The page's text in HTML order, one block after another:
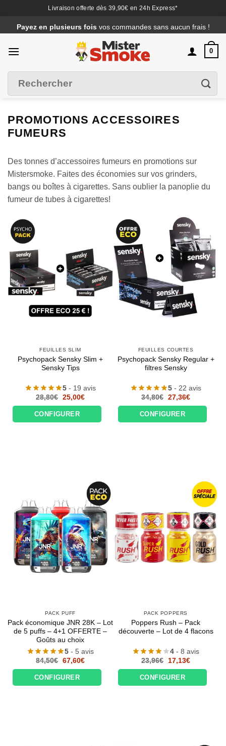
Livraison offerte dès 39,90€ en 24h Express*
au
contenu
Payez en plusieurs fois vos commandes sans aucun frais !
0
pour :
PROMOTIONS ACCESSOIRES
FUMEURS
Des tonnes d’accessoires fumeurs en promotions sur
Mistersmoke. Faites des économies sur vos grinders,
bangs ou boîtes à cigarettes. Sans oublier la panoplie du
fumeur de tubes à cigarettes!
FEUILLES SLIM
Psychopack Sensky Slim +
Sensky Tips
5 - 19 avis
28,80€ Le
initial
était :
28,80€.
25,00€Le
actuel
25,00€.
CONFIGURER
FEUILLES COURTES
Psychopack Sensky Regular +
filtres Sensky
5 - 22 avis
34,80€ Le
initial
était :
34,80€.
27,36€Le
actuel
27,36€.
CONFIGURER
PACK PUFF
Pack économique JNR 28K – Lot
de 5 puffs – 4+1 OFFERTE –
Goûts au choix
5 - 5 avis
84,50€ Le
initial
était :
84,50€.
67,60€Le
actuel
67,60€.
CONFIGURER
PACK POPPERS
Poppers Rush – Pack
découverte – Lot de 4 flacons
4 - 8 avis
23,96€
Le
initial
était :
23,96€.
17,13€Le
actuel
17,13€.
CONFIGURER